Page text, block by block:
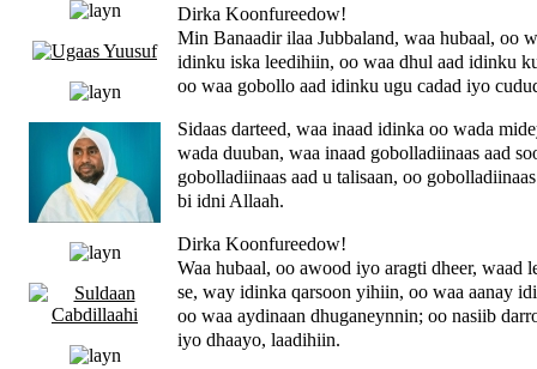
Dirka Koonfureedow!
Min Banaadir ilaa Jubbaland, waa hubaal, oo
idinku iska leedihiin, oo waa dhul aad idinku
oo waa gobollo aad idinku ugu cadad iyo
Sidaas darteed, waa inaad idinka oo wada
wada duuban, waa inaad gobolladiinaas aad
gobolladiinaas aad u talisaan, oo
bi idni Allaah.
Dirka Koonfureedow!
Waa hubaal, oo awood iyo aragti dheer, waad
se, way idinka qarsoon yihiin, oo waa aanay
oo waa aydinaan dhuganeynnin; oo nasiib
iyo dhaayo, laadihiin.